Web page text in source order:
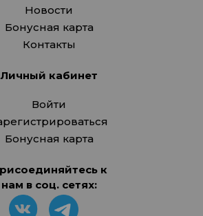
Новости
Бонусная карта
Контакты
Личный кабинет
Войти
Бонусная карта
к
нам в соц. сетях: